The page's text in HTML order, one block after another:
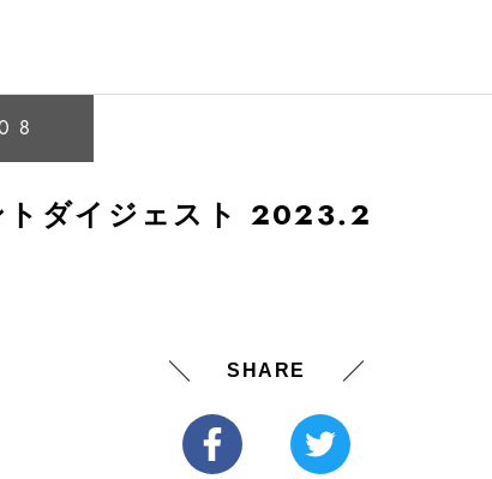
トダイジェスト 2023.2
SHARE